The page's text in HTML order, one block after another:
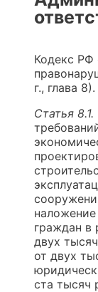
Кодекс РФ
г., глава 8).
Статья 8.1.
граждан в
двух
от двух
ста тысяч